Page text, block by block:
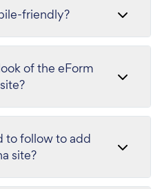
friendly?
of the eForm
to follow to add
site?